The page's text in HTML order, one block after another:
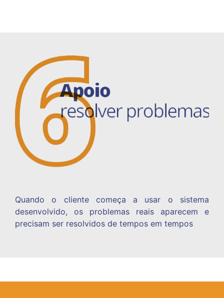
Quando o cliente começa a usar o sistema
desenvolvido, os problemas reais aparecem e
precisam ser resolvidos de tempos em tempos